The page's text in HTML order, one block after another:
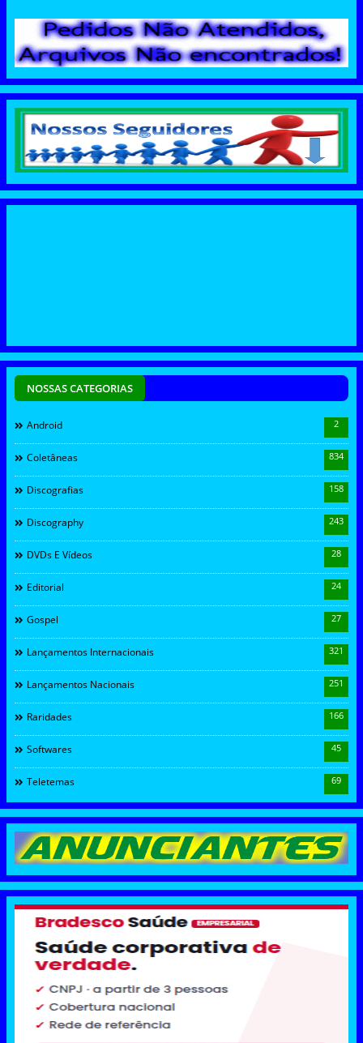
NOSSAS CATEGORIAS
Android 2
Coletâneas 834
Discografias 158
Discography 243
DVDs E Vídeos 28
Editorial 24
Gospel 27
Lançamentos Internacionais 321
Lançamentos Nacionais 251
Raridades 166
Softwares 45
Teletemas 69